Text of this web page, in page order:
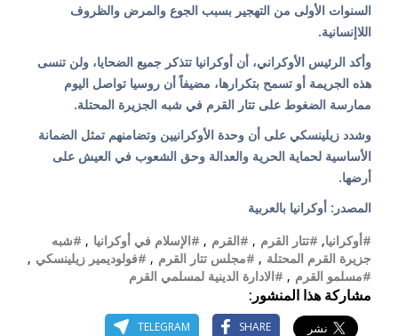
السنوات الأولى من التهجير بسبب الجوع والمرض والظروف
اللاإنسانية.
وأكد الرئيس الأوكراني، أن أوكرانيا تتذكر جميع الضحايا، ولن تنسى
هذه الجريمة أو تسمح بتكرارها، مضيفاً أن روسيا تواصل اليوم
ممارسة الضغوط على تتار القرم في شبه الجزيرة المحتلة.
وشدد زيلينسكي على أن وحدة الأوكرانيين وتضامنهم تمثل الضمانة
الأساسية لحماية الحرية والعدالة وحق الشعوب في العيش على
أرضها.
المصدر: أوكرانيا بالعربية
#أوكرانيا, #تتار القرم , #القرم , #الإسلام في أوكرانيا , #شبه
جزيرة القرم المحتلة , #مجلس تتار القرم , #فولوديمير زيلينسكي ,
#مسلمو القرم , #الادارة الدينية لمسلمي القرم
مشاركة هذا المنشور:
SHARE
TELEGRAM